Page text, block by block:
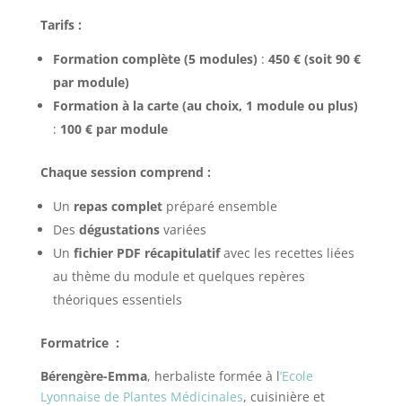
Tarifs :
Formation complète (5 modules) : 450 € (soit 90 €
par module)
Formation à la carte (au choix, 1 module ou plus)
: 100 € par module
Chaque session comprend :
Un repas completpréparé ensemble
Des dégustationsvariées
Un fichier PDF récapitulatifavec les recettes liées
au thème du module et quelques repères
théoriques essentiels
Formatrice :
Bérengère-Emma, herbaliste formée à l’Ecole
Lyonnaise de Plantes Médicinales, cuisinière et